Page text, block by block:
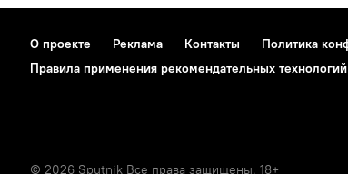
О проекте Реклама Контакты Политика
Правила применения рекомендательных технологий
© 2026 Sputnik Все права защищены. 18+